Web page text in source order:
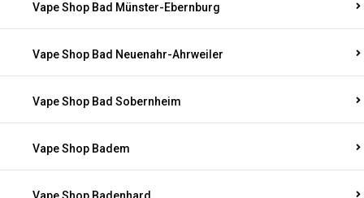
Vape Shop Bad Münster-Ebernburg
Vape Shop Bad Neuenahr-Ahrweiler
Vape Shop Bad Sobernheim
Vape Shop Badem